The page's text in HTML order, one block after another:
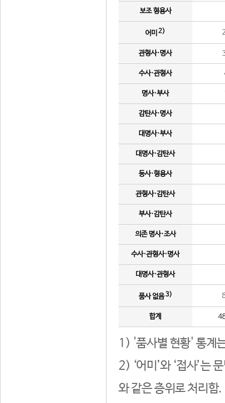
보조 형용사
어미 2)
관형사·명사
수사·관형사
명사·부사
감탄사·명사
대명사·부사
대명사·감탄사
동사·형용사
관형사·감탄사
부사·감탄사
의존 명사·조사
수사·관형사·명사
대명사·관형사
품사 없음3)
합계
1) '품사별 현황' 통계
2) ‘어미’와 ‘접사’는
와 같은 층위로 처리함.